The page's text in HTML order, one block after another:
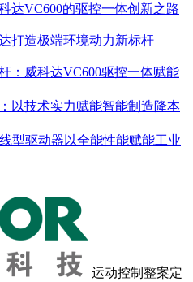
达VC600的驱控一体创新之路
打造极端环境动力新标杆
：威科达VC600驱控一体赋能
以技术实力赋能智能制造降本
型驱动器以全能性能赋能工业
运动控制整案定